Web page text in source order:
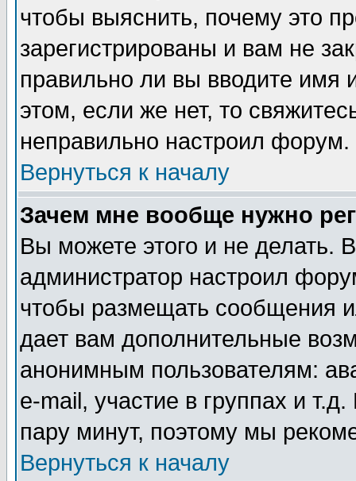
чтобы выяснить, почему это
зарегистрированы и вам не
правильно ли вы вводите
этом, если же нет, то
неправильно настроил форум.
Вернуться к началу
Зачем мне вообще нужно
Вы можете этого и не делать.
администратор настроил
чтобы размещать сообщения
дает вам дополнительные
анонимным пользователям:
e-mail, участие в группах и
пару минут, поэтому мы
Вернуться к началу